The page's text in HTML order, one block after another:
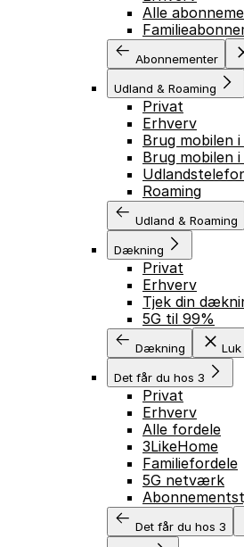
Alle
Abonnementer
Udland & Roaming
Privat
Erhverv
Brug mobilen
Brug mobilen
Roaming
Udland & Roaming
Dækning
Privat
Erhverv
Tjek din
5G til 99%
Dækning Luk
Det får du hos 3
Privat
Erhverv
Alle fordele
3LikeHome
Familiefordele
5G netværk
Det får du hos 3